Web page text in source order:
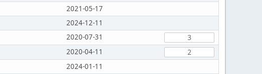
2021-05-17
2024-12-11
2020-07-31
3
2020-04-11
2
2024-01-11